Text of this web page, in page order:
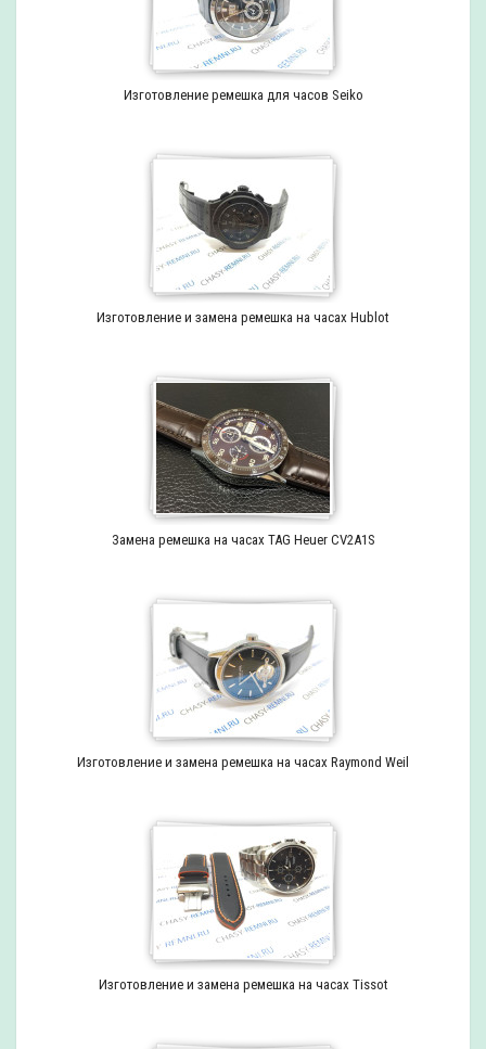
Изготовление ремешка для часов Seiko
Изготовление и замена ремешка на часах Hublot
Замена ремешка на часах TAG Heuer CV2A1S
Изготовление и замена ремешка на часах Raymond Weil
Изготовление и замена ремешка на часах Tissot